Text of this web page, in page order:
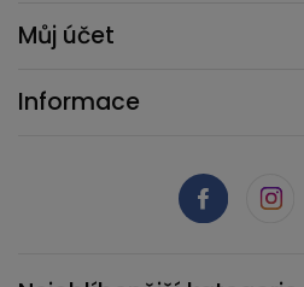
Můj účet
Informace